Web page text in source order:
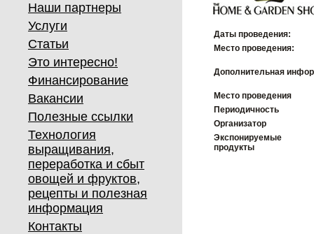
Наши партнеры
Услуги
Статьи
Это интересно!
Финансирование
Вакансии
Полезные ссылки
Технология
выращивания,
переработка и сбыт
овощей и фруктов,
рецепты и полезная
информация
Контакты
Даты проведения:
Место проведения:
Дополнительная
Место проведения
Периодичность
Организатор
Экспонируемые
продукты